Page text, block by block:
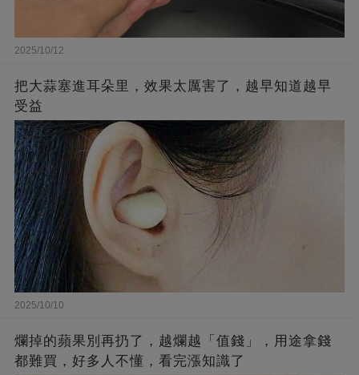
2025/10/12
把大蒜塞進耳朵里，效果太厲害了，越早知道越早
受益
2025/10/10
爛掉的蘋果別再扔了，越爛越「值錢」，用途拿錢
都難買，好多人不懂，看完漲知識了